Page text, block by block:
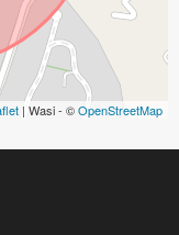
| Wasi - ©OpenStreetMap